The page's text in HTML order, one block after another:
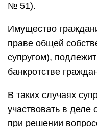
№ 51).
Имущество
праве общей
супругом),
банкротстве
В таких случаях
участвовать в деле
при решении